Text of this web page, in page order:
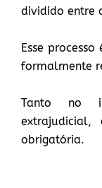
dividido entre
Esse
formalmente
Tanto no
obrigatória.